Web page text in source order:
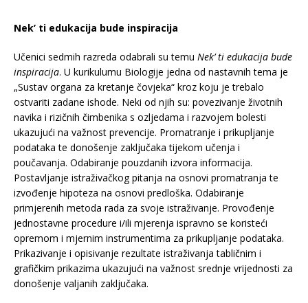
Nek’ ti edukacija bude inspiracija
Učenici sedmih razreda odabrali su temu Nek’ ti edukacija bude
inspiracija. U kurikulumu Biologije jedna od nastavnih tema je
„Sustav organa za kretanje čovjeka“ kroz koju je trebalo
ostvariti zadane ishode. Neki od njih su: povezivanje životnih
navika i rizičnih čimbenika s ozljedama i razvojem bolesti
ukazujući na važnost prevencije. Promatranje i prikupljanje
podataka te donošenje zaključaka tijekom učenja i
poučavanja. Odabiranje pouzdanih izvora informacija.
Postavljanje istraživačkog pitanja na osnovi promatranja te
izvođenje hipoteza na osnovi predloška. Odabiranje
primjerenih metoda rada za svoje istraživanje. Provođenje
jednostavne procedure i/ili mjerenja ispravno se koristeći
opremom i mjernim instrumentima za prikupljanje podataka.
Prikazivanje i opisivanje rezultate istraživanja tabličnim i
grafičkim prikazima ukazujući na važnost srednje vrijednosti za
donošenje valjanih zaključaka.